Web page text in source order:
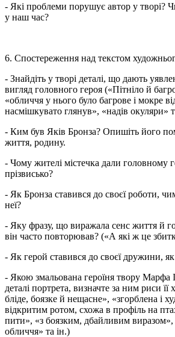
- Які проблеми порушує автор у творі?
у наш час?
6. Спостереження над текстом
- Знайдіть у творі деталі, що дають
вигляд головного героя («Пітніло й
«обличчя у нього було багрове і мокре
насмішкувато глянув», «надів окуляри»
- Ким був Яків Бронза? Опишіть його
життя, родину.
- Чому жителі містечка дали головному
прізвисько?
- Як Бронза ставився до своєї роботи,
неї?
- Яку фразу, що виражала сенс життя й
він часто повторював? («А які ж це
- Як герой ставився до своєї дружини,
- Якою змальована героїня твору Марфа
деталі портрета, визначте за ним риси
бліде, боязке й нещасне», «згорблена і
відкритим ротом, схожа в профіль на
пити», «з боязким, дбайливим
обличчя» та ін.)